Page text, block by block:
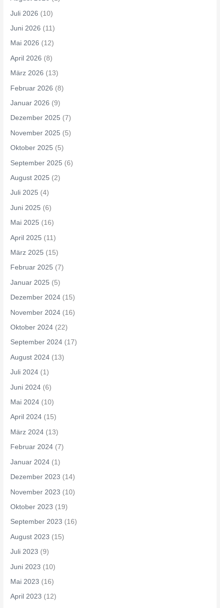
Juli 2026 (10)
Juni 2026 (11)
Mai 2026 (12)
April 2026 (8)
März 2026 (13)
Februar 2026 (8)
Januar 2026 (9)
Dezember 2025 (7)
November 2025 (5)
Oktober 2025 (5)
September 2025 (6)
August 2025 (2)
Juli 2025 (4)
Juni 2025 (6)
Mai 2025 (16)
April 2025 (11)
März 2025 (15)
Februar 2025 (7)
Januar 2025 (5)
Dezember 2024 (15)
November 2024 (16)
Oktober 2024 (22)
September 2024 (17)
August 2024 (13)
Juli 2024 (1)
Juni 2024 (6)
Mai 2024 (10)
April 2024 (15)
März 2024 (13)
Februar 2024 (7)
Januar 2024 (1)
Dezember 2023 (14)
November 2023 (10)
Oktober 2023 (19)
September 2023 (16)
August 2023 (15)
Juli 2023 (9)
Juni 2023 (10)
Mai 2023 (16)
April 2023 (12)